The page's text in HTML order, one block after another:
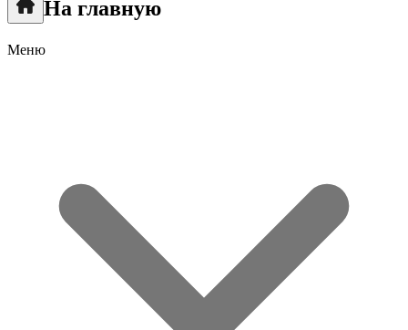
На главную
Меню